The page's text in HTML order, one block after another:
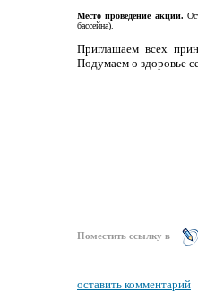
Место проведение акции.
бассейна).
Приглашаем всех
Подумаем о здоровье
Поместить ссылку в
оставить комментарий